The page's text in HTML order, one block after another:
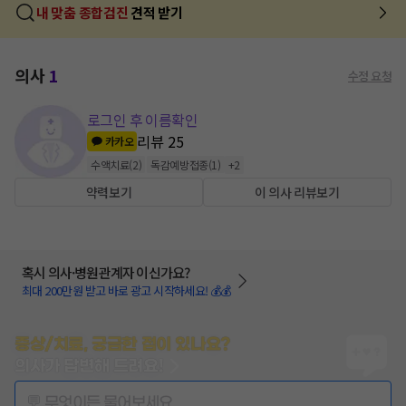
내 맞춤 종합검진 견적 받기
의사1 수정 요청
로그인 후 이름확인
카카오 리뷰 25
수액치료(2) 독감예방접종(1 ) +2
약력보기 이 의사 리뷰보기
혹시 의사·병원관계자 이신가요?
최대 200만원 받고 바로 광고 시작하세요! 💰💰
증상/치료, 궁금한 점이 있나요?